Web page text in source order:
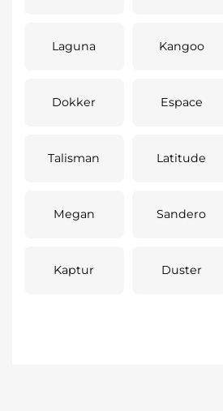
Laguna Kangoo
Dokker Espace
Talisman Latitude
Megan Sandero
Kaptur Duster